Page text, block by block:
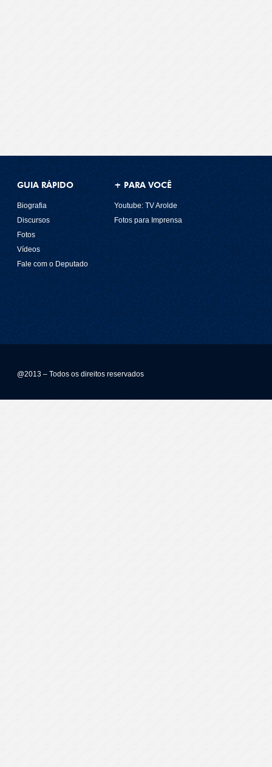
GUIA RÁPIDO
Biografia
Discursos
Fotos
Vídeos
Fale com o Deputado
+ PARA VOCÊ
Youtube: TV Arolde
Fotos para Imprensa
@2013 – Todos os direitos reservados